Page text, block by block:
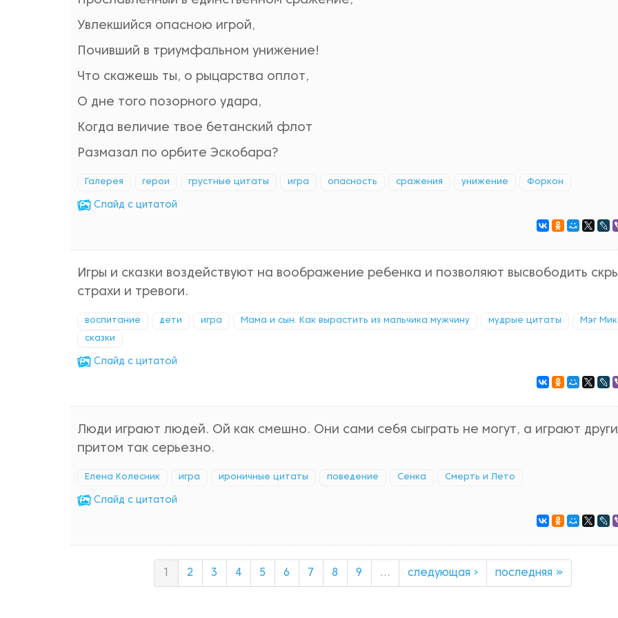
Увлекшийся опасною игрой,
Почивший в триумфальном унижение!
Что скажешь ты, о рыцарства оплот,
О дне того позорного удара,
Когда величие твое бетанский флот
Размазал по орбите Эскобара?
Галерея герои грустные цитаты игра опасность сражения унижение Форкон
Cлайд с цитатой
Игры и сказки воздействуют на воображение ребенка и позволяют высвободить
страхи и тревоги.
воспитание дети игра Мама и сын. Как вырастить из мальчика мужчину мудрые цитаты Мэг
сказки
Cлайд с цитатой
Люди играют людей. Ой как смешно. Они сами себя сыграть не могут, а играют
притом так серьезно.
Елена Колесник игра ироничные цитаты поведение Сенка Смерть и Лето
Cлайд с цитатой
2 3 4 5 6 7 8 9 … следующая › последняя »